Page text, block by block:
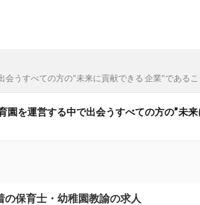
うすべての方の”未来に貢献できる 企業”である
を運営する中で出会うすべての方の”未来
の保育士・幼稚園教諭の求人